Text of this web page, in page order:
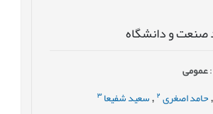
صنعت و دانشگاه
عمومى
حامد اصغری 2
, سعید شفیعا3